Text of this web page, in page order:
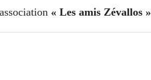
« Les amis Zévallos »